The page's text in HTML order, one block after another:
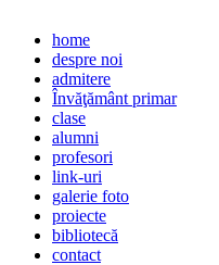
home
despre noi
admitere
Învăţământ primar
clase
alumni
profesori
link-uri
galerie foto
proiecte
bibliotecă
contact